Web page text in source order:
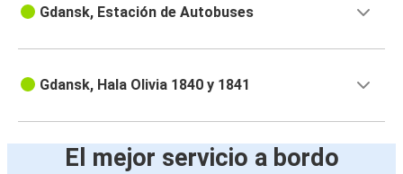
Gdansk, Estación de Autobuses
Gdansk, Hala Olivia 1840 y 1841
El mejor servicio a bordo